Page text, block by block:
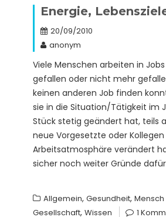
Energie,
20/09/2010
anonym
Viele Menschen arbeiten in
gefallen oder nicht mehr
keinen anderen Job finden
sie in die Situation/Tätigkeit im
Stück stetig geändert hat, teils
neue Vorgesetzte oder
Arbeitsatmosphäre verändert
sicher noch weiter Gründe
Allgemein, Gesundheit, Mensch
Gesellschaft, Wissen 1